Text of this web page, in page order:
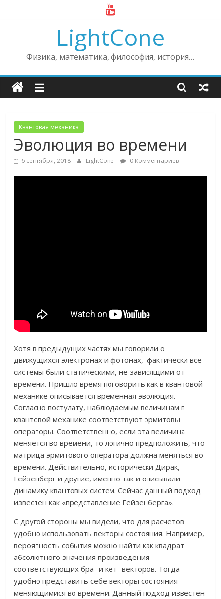
LightCone
Физика, математика, философия, история…
Квантовая механика
Эволюция во времени
6 сентября, 2018 LightCone 0 Комментариев
Хотя в предыдущих частях мы говорили о
движущихся электронах и фотонах, фактически все
системы были статическими, не зависящими от
времени. Пришло время поговорить как в квантовой
механике описывается временная эволюция.
Согласно постулату, наблюдаемым величинам в
квантовой механике соответствуют эрмитовы
операторы. Соответственно, если эта величина
меняется во времени, то логично предположить, что
матрица эрмитового оператора должна меняться во
времени. Действительно, исторически Дирак,
Гейзенберг и другие, именно так и описывали
динамику квантовых систем. Сейчас данный подход
известен как «представление Гейзенберга».
С другой стороны мы видели, что для расчетов
удобно использовать векторы состояния. Например,
вероятность события можно найти как квадрат
абсолютного значения произведения
соответствующих бра- и кет- векторов. Тогда
удобно представить себе векторы состояния
меняющимися во времени. Данный подход известен